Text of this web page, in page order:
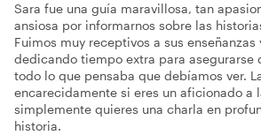
Sara fue una guía maravillosa, tan
ansiosa por informarnos sobre las
Fuimos muy receptivos a sus
dedicando tiempo extra para asegurarse
todo lo que pensaba que debíamos ver.
encarecidamente si eres un aficionado a
simplemente quieres una charla en
historia.